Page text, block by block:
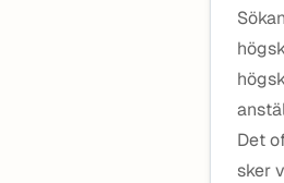
Det
sker